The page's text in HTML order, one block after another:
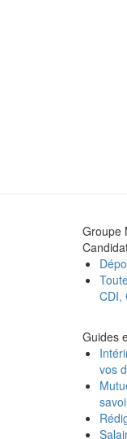
Groupe
CDI,
Guides
vos